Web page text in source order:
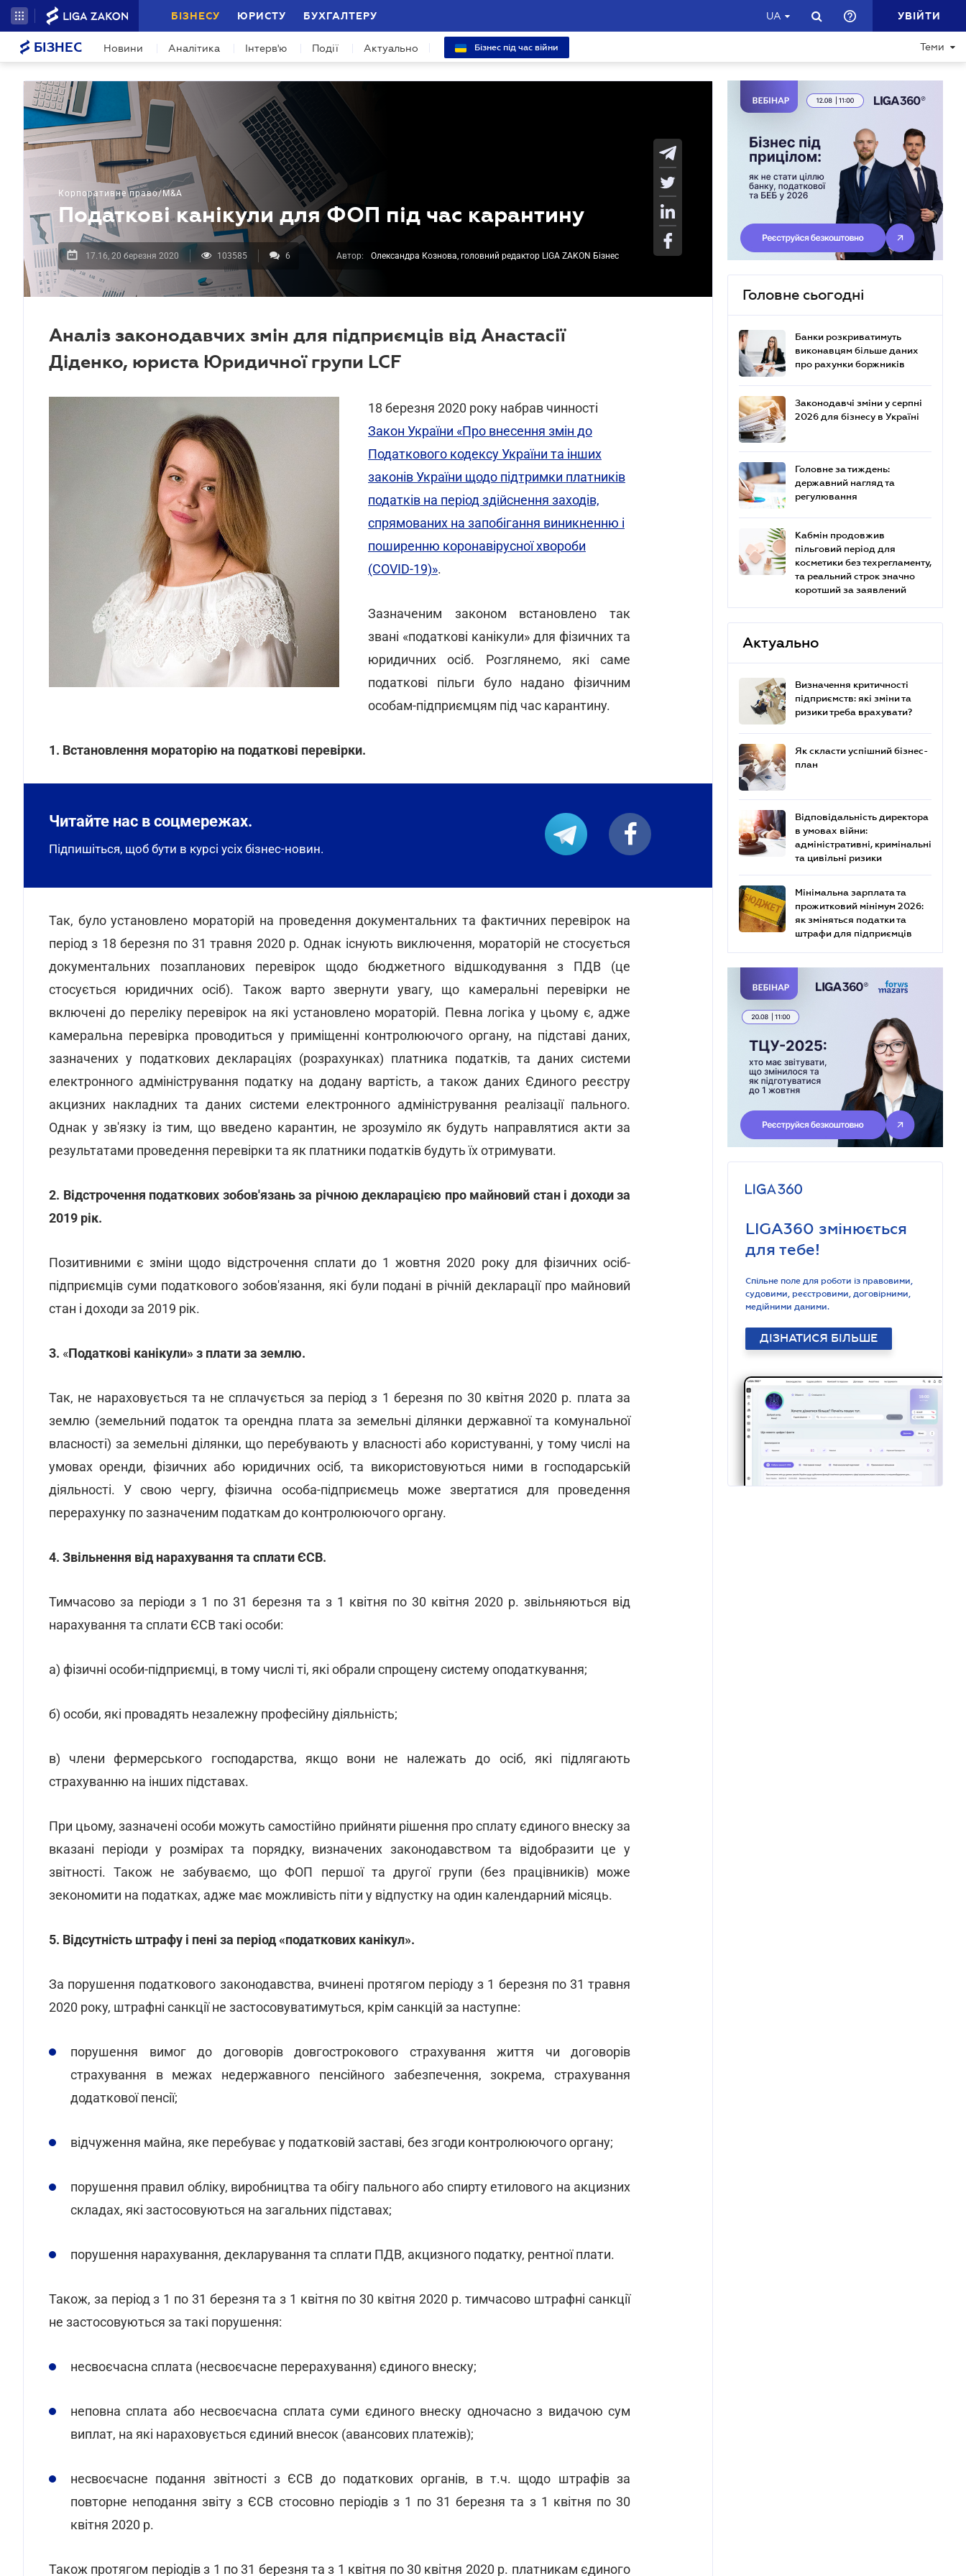
БІЗНЕСУ ЮРИСТУ БУХГАЛТЕРУ UA УВІЙТИ
БІЗНЕС Новини Аналітика Інтерв'ю Події Актуально Бізнес під час війни Теми
Корпоративне право/M&A
Податкові канікули для ФОП під час карантину
17.16, 20 березня 2020 103585 6 Автор: Олександра Кознова, головний редактор LIGA ZAKON Бізнес
Аналіз законодавчих змін для підприємців від Анастасії
Діденко, юриста Юридичної групи LCF
18 березня 2020 року набрав чинності
Закон України «Про внесення змін до
Податкового кодексу України та інших
законів України щодо підтримки платників
податків на період здійснення заходів,
спрямованих на запобігання виникненню і
поширенню коронавірусної хвороби
(COVID-19)».
Зазначеним законом встановлено так
звані «податкові канікули» для фізичних та
юридичних осіб. Розглянемо, які саме
податкові пільги було надано фізичним
особам-підприємцям під час карантину.
1. Встановлення мораторію на податкові перевірки.
Читайте нас в соцмережах.
Підпишіться, щоб бути в курсі усіх бізнес-новин.
Так, було установлено мораторій на проведення документальних та фактичних перевірок на
період з 18 березня по 31 травня 2020 р. Однак існують виключення, мораторій не стосується
документальних позапланових перевірок щодо бюджетного відшкодування з ПДВ (це
стосується юридичних осіб). Також варто звернути увагу, що камеральні перевірки не
включені до переліку перевірок на які установлено мораторій. Певна логіка у цьому є, адже
камеральна перевірка проводиться у приміщенні контролюючого органу, на підставі даних,
зазначених у податкових деклараціях (розрахунках) платника податків, та даних системи
електронного адміністрування податку на додану вартість, а також даних Єдиного реєстру
акцизних накладних та даних системи електронного адміністрування реалізації пального.
Однак у зв'язку із тим, що введено карантин, не зрозуміло як будуть направлятися акти за
результатами проведення перевірки та як платники податків будуть їх отримувати.
2. Відстрочення податкових зобов'язань за річною декларацією про майновий стан і доходи за
2019 рік.
Позитивними є зміни щодо відстрочення сплати до 1 жовтня 2020 року для фізичних осіб-
підприємців суми податкового зобов'язання, які були подані в річній декларації про майновий
стан і доходи за 2019 рік.
3. «Податкові канікули» з плати за землю.
Так, не нараховується та не сплачується за період з 1 березня по 30 квітня 2020 р. плата за
землю (земельний податок та орендна плата за земельні ділянки державної та комунальної
власності) за земельні ділянки, що перебувають у власності або користуванні, у тому числі на
умовах оренди, фізичних або юридичних осіб, та використовуються ними в господарській
діяльності. У свою чергу, фізична особа-підприємець може звертатися для проведення
перерахунку по зазначеним податкам до контролюючого органу.
4. Звільнення від нарахування та сплати ЄСВ.
Тимчасово за періоди з 1 по 31 березня та з 1 квітня по 30 квітня 2020 р. звільняються від
нарахування та сплати ЄСВ такі особи:
а) фізичні особи-підприємці, в тому числі ті, які обрали спрощену систему оподаткування;
б) особи, які провадять незалежну професійну діяльність;
в) члени фермерського господарства, якщо вони не належать до осіб, які підлягають
страхуванню на інших підставах.
При цьому, зазначені особи можуть самостійно прийняти рішення про сплату єдиного внеску за
вказані періоди у розмірах та порядку, визначених законодавством та відобразити це у
звітності. Також не забуваємо, що ФОП першої та другої групи (без працівників) може
зекономити на податках, адже має можливість піти у відпустку на один календарний місяць.
5. Відсутність штрафу і пені за період «податкових канікул».
За порушення податкового законодавства, вчинені протягом періоду з 1 березня по 31 травня
2020 року, штрафні санкції не застосовуватимуться, крім санкцій за наступне:
порушення вимог до договорів довгострокового страхування життя чи договорів
страхування в межах недержавного пенсійного забезпечення, зокрема, страхування
додаткової пенсії;
відчуження майна, яке перебуває у податковій заставі, без згоди контролюючого органу;
порушення правил обліку, виробництва та обігу пального або спирту етилового на акцизних
складах, які застосовуються на загальних підставах;
порушення нарахування, декларування та сплати ПДВ, акцизного податку, рентної плати.
Також, за період з 1 по 31 березня та з 1 квітня по 30 квітня 2020 р. тимчасово штрафні санкції
не застосовуються за такі порушення:
несвоєчасна сплата (несвоєчасне перерахування) єдиного внеску;
неповна сплата або несвоєчасна сплата суми єдиного внеску одночасно з видачою сум
виплат, на які нараховується єдиний внесок (авансових платежів);
несвоєчасне подання звітності з ЄСВ до податкових органів, в т.ч. щодо штрафів за
повторне неподання звіту з ЄСВ стосовно періодів з 1 по 31 березня та з 1 квітня по 30
квітня 2020 р.
Також протягом періодів з 1 по 31 березня та з 1 квітня по 30 квітня 2020 р. платникам єдиного
Головне сьогодні
Банки розкриватимуть
виконавцям більше даних
про рахунки боржників
Законодавчі зміни у серпні
2026 для бізнесу в Україні
Головне за тиждень:
державний нагляд та
регулювання
Кабмін продовжив
пільговий період для
косметики без техрегламенту,
та реальний строк значно
коротший за заявлений
Актуально
Визначення критичності
підприємств: які зміни та
ризики треба врахувати?
Як скласти успішний бізнес-
план
Відповідальність директора
в умовах війни:
адміністративні, кримінальні
та цивільні ризики
Мінімальна зарплата та
прожитковий мінімум 2026:
як зміняться податки та
штрафи для підприємців
LIGA360 змінюється
для тебе!
Спільне поле для роботи із правовими,
судовими, реєстровими, договірними,
медійними даними.
ДІЗНАТИСЯ БІЛЬШЕ